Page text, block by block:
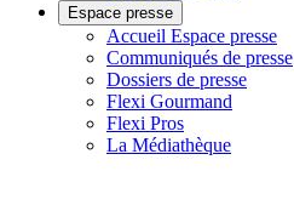
Espace presse
Accueil Espace presse
Communiqués de presse
Dossiers de presse
Flexi Gourmand
Flexi Pros
La Médiathèque